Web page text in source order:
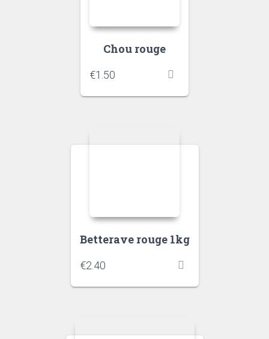
Chou rouge
€1.50
Betterave rouge 1kg
€2.40